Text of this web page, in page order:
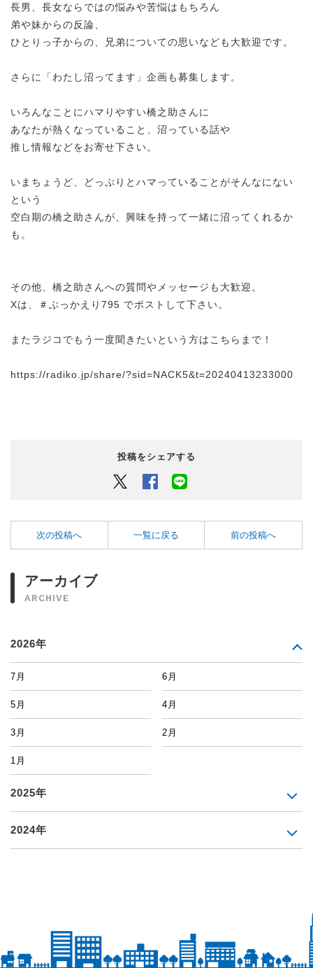
長男、長女ならではの悩みや苦悩はもちろん
弟や妹からの反論、
ひとりっ子からの、兄弟についての思いなども大歓迎です。
さらに「わたし沼ってます」企画も募集します。
いろんなことにハマりやすい橋之助さんに
あなたが熱くなっていること、沼っている話や
推し情報などをお寄せ下さい。
いまちょうど、どっぷりとハマっていることがそんなにない
という
空白期の橋之助さんが、興味を持って一緒に沼ってくれるか
も。
その他、橋之助さんへの質問やメッセージも大歓迎。
Xは、＃ぶっかえり795 でポストして下さい。
またラジコでもう一度聞きたいという方はこちらまで！
https://radiko.jp/share/?sid=NACK5&t=20240413233000
投稿をシェアする
Twitter Facebook
次の投稿へ 一覧に戻る 前の投稿へ
アーカイブ
ARCHIVE
2026年
7月 6月
5月 4月
3月 2月
1月
2025年
2024年